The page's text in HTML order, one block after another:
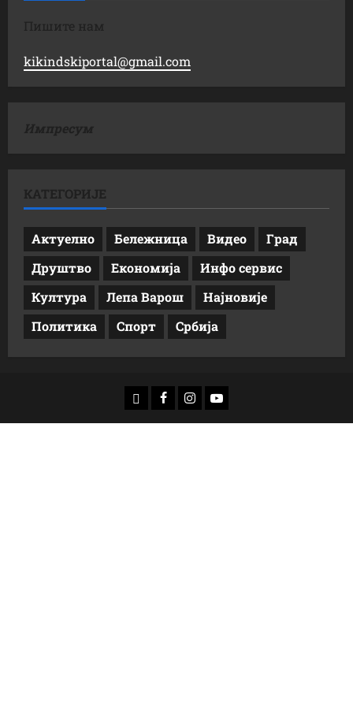
Пишите нам
kikindskiportal@gmail.com
Импресум
КАТЕГОРИЈЕ
Актуелно Бележница Видео
Град
Друштво
Економија
Инфо сервис
Култура
Лепа Варош
Најновије
Политика
Спорт Србија
доwнлоад
Фацебоок
Инстаграм
Yоутубе